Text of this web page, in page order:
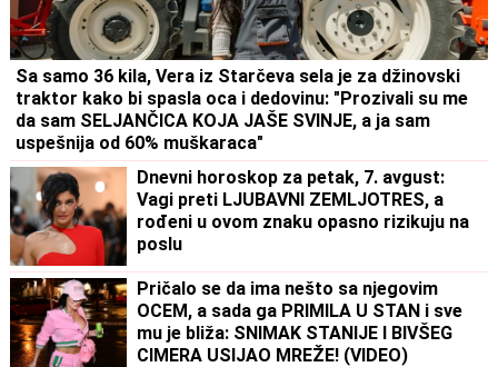
Sa samo 36 kila, Vera iz Starčeva sela je za džinovski
traktor kako bi spasla oca i dedovinu: "Prozivali su me
da sam SELJANČICA KOJA JAŠE SVINJE, a ja sam
uspešnija od 60% muškaraca"
Dnevni horoskop za petak, 7. avgust:
Vagi preti LJUBAVNI ZEMLJOTRES, a
rođeni u ovom znaku opasno rizikuju na
poslu
Pričalo se da ima nešto sa njegovim
OCEM, a sada ga PRIMILA U STAN i sve
mu je bliža: SNIMAK STANIJE I BIVŠEG
CIMERA USIJAO MREŽE! (VIDEO)